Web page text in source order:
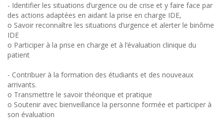
- Identifier les situations d’urgence ou de crise et y faire face par
des actions adaptées en aidant la prise en charge IDE,
o Savoir reconnaître les situations d’urgence et alerter le binôme
IDE
o Participer à la prise en charge et à l’évaluation clinique du
patient
- Contribuer à la formation des étudiants et des nouveaux
arrivants.
o Transmettre le savoir théorique et pratique
o Soutenir avec bienveillance la personne formée et participer à
son évaluation